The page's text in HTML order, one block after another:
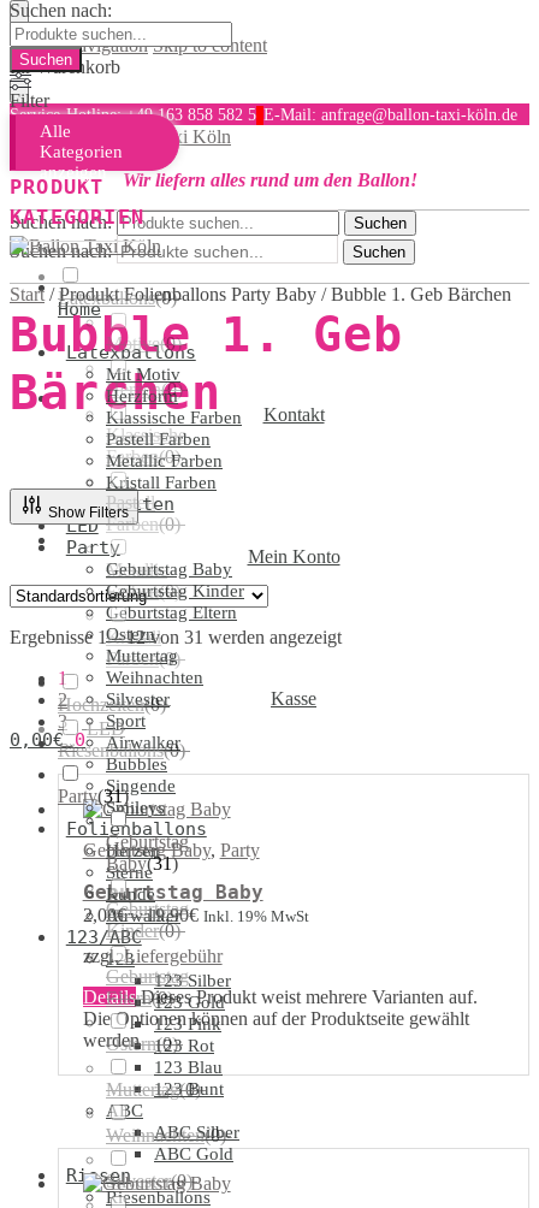
Skip to navigation Skip to content
Ihr Warenkorb
Service-Hotline: +49 163 858 582 5 E-Mail: anfrage@ballon-taxi-köln.de
MENU
Wir liefern alles rund um den Ballon!
Suchen nach: Suchen
Kontakt
Mein Konto
Kasse
0,00€ 0
Suchen nach: Suchen
Home
Latexballons
Mit Motiv
Herzform
Klassische Farben
Pastell Farben
Metallic Farben
Kristall Farben
Hochzeiten
LED
Party
Geburtstag Baby
Geburtstag Kinder
Geburtstag Eltern
Ostern
Muttertag
Weihnachten
Silvester
Sport
Airwalker
Bubbles
Singende
Smileys
Folienballons
Herzen
Sterne
Runde
Airwalker
123/ABC
123
123 Silber
123 Gold
123 Pink
123 Rot
123 Blau
123 Bunt
ABC
ABC Silber
ABC Gold
Riesen
Riesenballons
Start /Produkt Folienballons Party Baby /Bubble 1. Geb Bärchen
Bubble 1. Geb
Bärchen
Show Filters
Ergebnisse 1 – 12 von 31 werden angezeigt
1
2
3
→
Geburtstag Baby, Party
Geburtstag Baby
2,00€–19,90€ Inkl. 19% MwSt
zzgl.Liefergebühr
Details Dieses Produkt weist mehrere Varianten auf.
Die Optionen können auf der Produktseite gewählt
werden
Suchen nach:
Alle
Kategorien
anzeigen
Filter
PRODUKT
KATEGORIEN
Latexballons(0)
Motive(0)
Herzen(0)
Klassische
Farben(0)
Pastell
Farben(0)
Metallic
Farben(0)
Kristall
Farben(0)
Hochzeiten(0)
LED
Riesenballons(0)
Party(31)
Geburtstag
Baby(31)
Geburtstag
Kinder(0)
Geburtstag
Eltern(0)
Ostern(0)
Muttertag(0)
Weihnachten(0)
Silvester(0)